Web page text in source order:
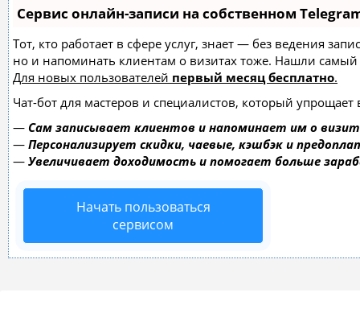
Сервис онлайн-записи на собственном
Тот, кто работает в сфере услуг, знает — без ведения
но и напоминать клиентам о визитах тоже. Нашли
Для новых пользователей первый месяц бесплатно.
Чат-бот для мастеров и специалистов, который упрощает
— Сам записывает клиентов и напоминает им о
— Персонализирует скидки, чаевые, кэшбэк и
— Увеличивает доходимость и помогает больше
Начать пользоваться
сервисом